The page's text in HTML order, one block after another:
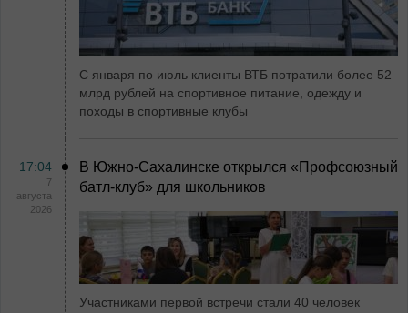
С января по июль клиенты ВТБ потратили более 52
млрд рублей на спортивное питание, одежду и
походы в спортивные клубы
17:04
7
августа
2026
В Южно-Сахалинске открылся «Профсоюзный
батл-клуб» для школьников
Участниками первой встречи стали 40 человек